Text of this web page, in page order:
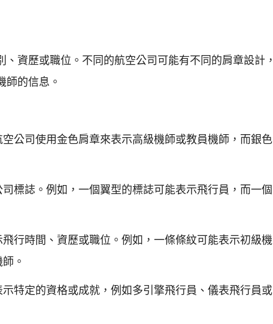
資歷或職位。不同的航空公司可能有不同的肩章設計，
師的信息。
公司使用金色肩章來表示高級機師或教員機師，而銀色
標誌。例如，一個翼型的標誌可能表示飛行員，而一個
行時間、資歷或職位。例如，一條條紋可能表示初級機
。
特定的資格或成就，例如多引擎飛行員、儀表飛行員或